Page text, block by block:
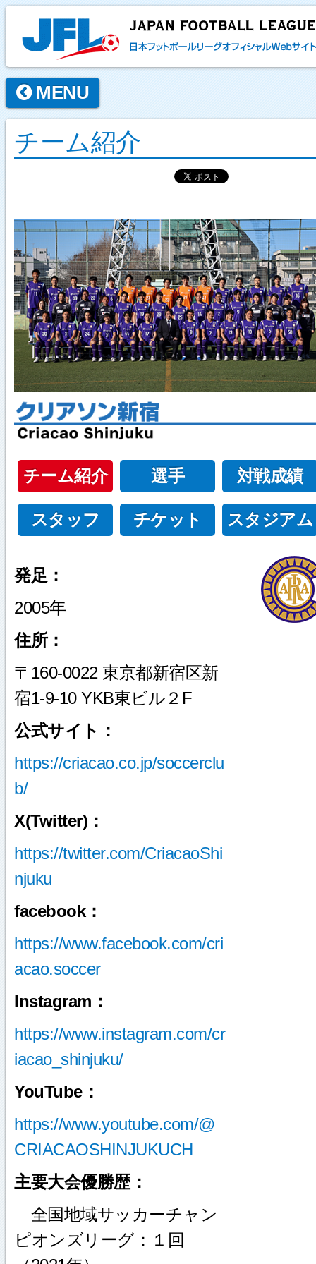
MENU
チーム紹介
チーム紹介 選手 対戦成績
スタッフ チケット スタジアム
発足：
2005年
住所：
〒160-0022 東京都新宿区新
宿1-9-10 YKB東ビル２F
公式サイト：
https://criacao.co.jp/soccerclu
b/
X(Twitter)：
https://twitter.com/CriacaoShi
njuku
facebook：
https://www.facebook.com/cri
acao.soccer
Instagram：
https://www.instagram.com/cr
iacao_shinjuku/
YouTube：
https://www.youtube.com/@
CRIACAOSHINJUKUCH
主要大会優勝歴：
全国地域サッカーチャン
ピオンズリーグ：１回